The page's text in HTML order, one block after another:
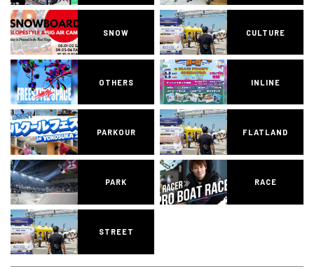
SNOW CULTURE
OTHERS INLINE
PARKOUR FLATLAND
PARK RACE
STREET